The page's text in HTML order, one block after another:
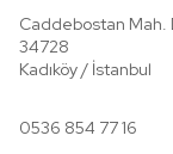
Caddebostan Mah.
34728
Kadıköy / İstanbul
0536 854 77 16